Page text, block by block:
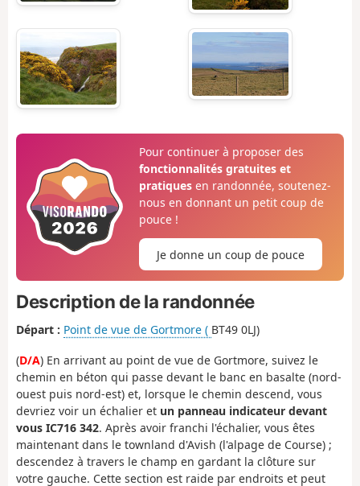
Pour continuer à proposer des
fonctionnalités gratuites et
pratiquesen randonnée, soutenez-
nous en donnant un petit coup de
pouce !
Je donne un coup de pouce
Description de la randonnée
Départ : Point de vue de Gortmore ( BT49 0LJ)
(D/A) En arrivant au point de vue de Gortmore, suivez le
chemin en béton qui passe devant le banc en basalte (nord-
ouest puis nord-est) et, lorsque le chemin descend, vous
devriez voir un échalier et un panneau indicateur devant
vous IC716 342. Après avoir franchi l'échalier, vous êtes
maintenant dans le townland d'Avish (l'alpage de Course) ;
descendez à travers le champ en gardant la clôture sur
votre gauche. Cette section est raide par endroits et peut